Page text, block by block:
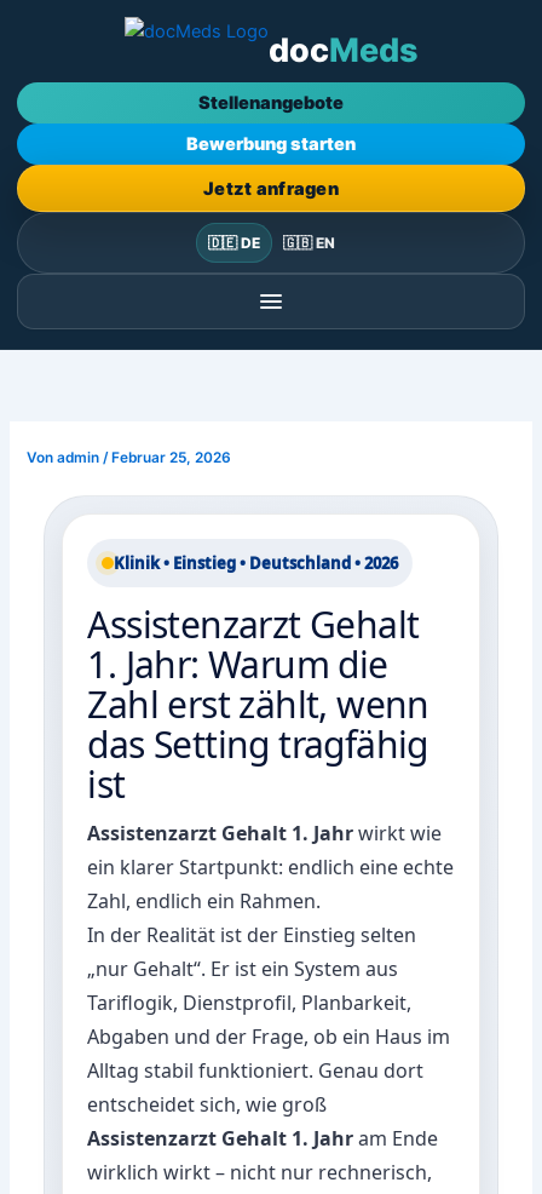
docMeds
Stellenangebote
Bewerbung starten
Jetzt anfragen
🇩🇪 DE 🇬🇧 EN
Vonadmin /Februar 25, 2026
Klinik • Einstieg • Deutschland • 2026
Assistenzarzt Gehalt
1. Jahr: Warum die
Zahl erst zählt, wenn
das Setting tragfähig
ist
Assistenzarzt Gehalt 1. Jahrwirkt wie
ein klarer Startpunkt: endlich eine echte
Zahl, endlich ein Rahmen.
In der Realität ist der Einstieg selten
„nur Gehalt“. Er ist ein System aus
Tariflogik, Dienstprofil, Planbarkeit,
Abgaben und der Frage, ob ein Haus im
Alltag stabil funktioniert. Genau dort
entscheidet sich, wie groß
Assistenzarzt Gehalt 1. Jahram Ende
wirklich wirkt – nicht nur rechnerisch,